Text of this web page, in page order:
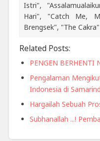
Istri",
Hari", "Catch Me,
Brengsek", "The Cakra"
Related Posts:
PENGEN BERHENTI
Pengalaman
Indonesia di
Hargailah Sebuah
Subhanallah ...!